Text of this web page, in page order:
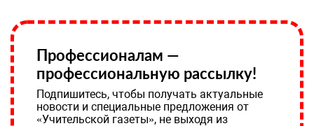
Профессионалам —
профессиональную рассылку!
Подпишитесь, чтобы получать актуальные
новости и специальные предложения от
«Учительской газеты», не выходя из